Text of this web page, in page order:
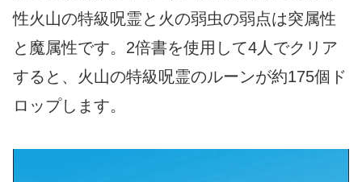
性火山の特級呪霊と火の弱虫の弱点は突属性
と魔属性です。2倍書を使用して4人でクリア
すると、火山の特級呪霊のルーンが約175個ド
ロップします。